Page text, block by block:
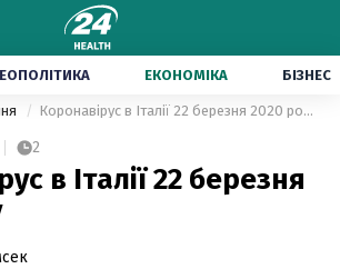
ЕКОНОМІКА БІЗНЕС
Коронавірус в Італії 22 березня 2020 року
2
в Італії 22 березня